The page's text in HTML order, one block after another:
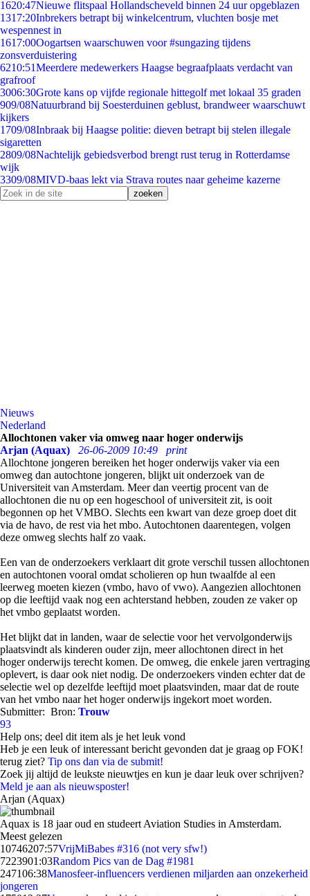
1620:47Nieuwe flitspaal Hollandscheveld binnen 24 uur opgeblazen
1317:20Inbrekers betrapt bij winkelcentrum, vluchten bosje met
wespennest in
1617:00Oogartsen waarschuwen voor #sungazing tijdens
zonsverduistering
6210:51Meerdere medewerkers Haagse begraafplaats verdacht van
grafroof
3006:30Grote kans op vijfde regionale hittegolf met lokaal 35 graden
909/08Natuurbrand bij Soesterduinen geblust, brandweer waarschuwt
kijkers
1709/08Inbraak bij Haagse politie: dieven betrapt bij stelen illegale
sigaretten
2809/08Nachtelijk gebiedsverbod brengt rust terug in Rotterdamse
wijk
3309/08MIVD-baas lekt via Strava routes naar geheime kazerne
Nieuws
Nederland
Allochtonen vaker via omweg naar hoger onderwijs
Arjan (Aquax)
26-06-2009 10:49
print
Allochtone jongeren bereiken het hoger onderwijs vaker via een
omweg dan autochtone jongeren, blijkt uit onderzoek van de
Universiteit van Amsterdam. Meer dan veertig procent van de
allochtonen die nu op een hogeschool of universiteit zit, is ooit
begonnen op het VMBO. Slechts een kwart van deze groep doet dit
via de havo, de rest via het mbo. Autochtonen daarentegen, volgen
deze omweg slechts half zo vaak.
Een van de onderzoekers verklaart dit grote verschil tussen allochtonen
en autochtonen vooral omdat scholieren op hun twaalfde al een
leerweg moeten kiezen (vmbo, havo of vwo). Aangezien allochtonen
op die leeftijd vaak nog een achterstand hebben, zouden ze vaker op
het vmbo geplaatst worden.
Het blijkt dat in landen, waar de selectie voor het vervolgonderwijs
plaatsvindt als kinderen ouder zijn, meer allochtonen direct in het
hoger onderwijs terecht komen. De omweg, die enkele jaren vertraging
oplevert, is daar ook niet nodig. De onderzoekers vinden echter dat de
selectie wel op dezelfde leeftijd moet plaatsvinden, maar dat de route
van het vmbo naar het hoger onderwijs ingekort moet worden.
Submitter: Bron: Trouw
93
Help ons; deel dit item als je het leuk vond
Heb je een leuk of interessant bericht gevonden dat je graag op FOK!
terug ziet? Tip ons dan via de submit!
Zoek jij altijd de leukste nieuwtjes en kun je daar leuk over schrijven?
Meld je aan als nieuwsposter!
Arjan (Aquax)
Aquax is 18 jaar oud en studeert Aviation Studies in Amsterdam.
Meest gelezen
10746207:57VrijMiBabes #316 (not very sfw!)
7223901:03Random Pics van de Dag #1981
247106:38Manosfeer-influencers verdienen miljarden aan onzekerheid
jongeren